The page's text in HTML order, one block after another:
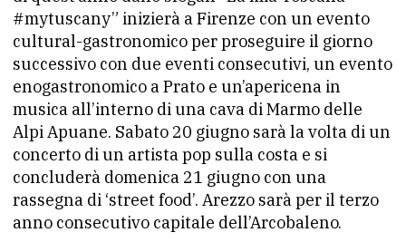
#mytuscany” inizierà a Firenze con un evento
cultural-gastronomico per proseguire il giorno
successivo con due eventi consecutivi, un evento
enogastronomico a Prato e un’apericena in
musica all’interno di una cava di Marmo delle
Alpi Apuane. Sabato 20 giugno sarà la volta di un
concerto di un artista pop sulla costa e si
concluderà domenica 21 giugno con una
rassegna di ‘street food’. Arezzo sarà per il terzo
anno consecutivo capitale dell’Arcobaleno.